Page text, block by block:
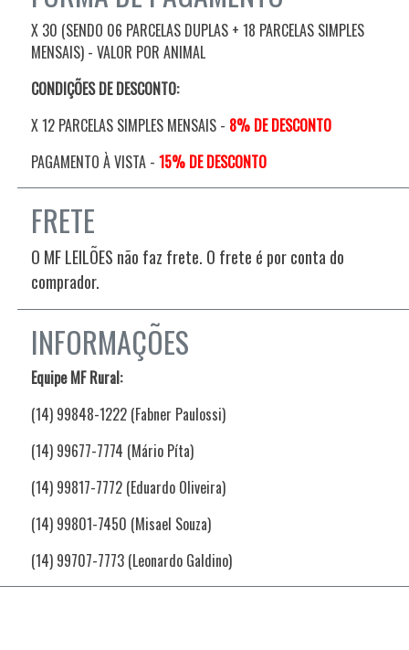
X 30 (SENDO 06 PARCELAS DUPLAS + 18 PARCELAS SIMPLES
MENSAIS) - VALOR POR ANIMAL
CONDIÇÕES DE DESCONTO:
X 12 PARCELAS SIMPLES MENSAIS - 8% DE DESCONTO
PAGAMENTO À VISTA - 15% DE DESCONTO
FRETE
O MF LEILÕES não faz frete. O frete é por conta do
comprador.
INFORMAÇÕES
Equipe MF Rural:
(14) 99848-1222 (Fabner Paulossi)
(14) 99677-7774 (Mário Píta)
(14) 99817-7772 (Eduardo Oliveira)
(14) 99801-7450 (Misael Souza)
(14) 99707-7773 (Leonardo Galdino)